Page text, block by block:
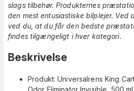
slags tilbehør. Produkternes
den mest entusiastiske bilplejer. Ved
ved du, at du får den bedste
findes tilgængeligt i hver kategori.
Beskrivelse
Produkt: Universalrens King
Odor Eliminator Invisible, 500 ml